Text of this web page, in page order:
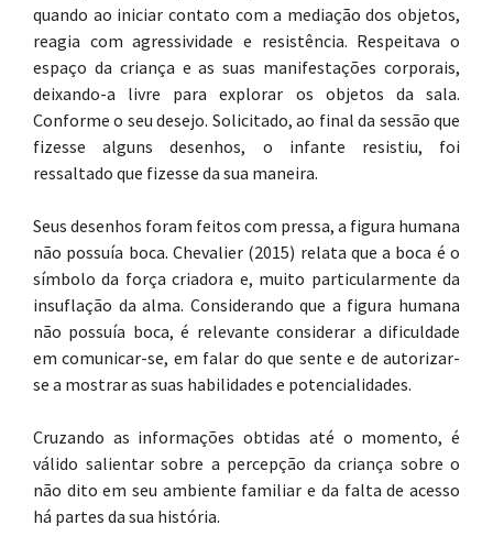
quando ao iniciar contato com a mediação dos objetos,
reagia com agressividade e resistência. Respeitava o
espaço da criança e as suas manifestações corporais,
deixando-a livre para explorar os objetos da sala.
Conforme o seu desejo. Solicitado, ao final da sessão que
fizesse alguns desenhos, o infante resistiu, foi
ressaltado que fizesse da sua maneira.
Seus desenhos foram feitos com pressa, a figura humana
não possuía boca. Chevalier (2015) relata que a boca é o
símbolo da força criadora e, muito particularmente da
insuflação da alma. Considerando que a figura humana
não possuía boca, é relevante considerar a dificuldade
em comunicar-se, em falar do que sente e de autorizar-
se a mostrar as suas habilidades e potencialidades.
Cruzando as informações obtidas até o momento, é
válido salientar sobre a percepção da criança sobre o
não dito em seu ambiente familiar e da falta de acesso
há partes da sua história.